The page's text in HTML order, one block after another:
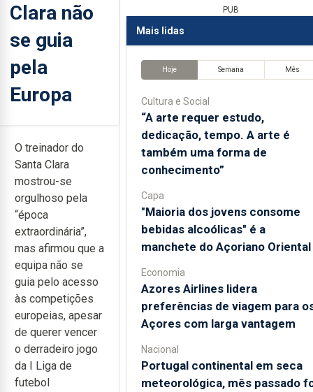
Clara não
se guia
pela
Europa
O treinador do
Santa Clara
mostrou-se
orgulhoso pela
“época
extraordinária”,
mas afirmou que a
equipa não se
guia pelo acesso
às competições
europeias, apesar
de querer vencer
o derradeiro jogo
da I Liga de
futebol
PUB
Mais lidas
Hoje Semana Mês
Cultura e Social
“A arte requer estudo,
dedicação, tempo. A arte é
também uma forma de
conhecimento”
Capa
"Maioria dos jovens consome
bebidas alcoólicas" é a
manchete do Açoriano Oriental
Economia
Azores Airlines lidera
preferências de viagem para
Açores com larga vantagem
Nacional
Portugal continental em seca
meteorológica, mês passado